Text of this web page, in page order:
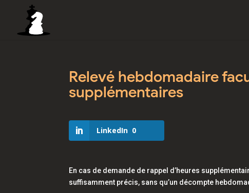
Relevé hebdomadaire
supplémentaires
LinkedIn 0
En cas de demande de rappel d’heures
suffisamment précis, sans qu’un décompte